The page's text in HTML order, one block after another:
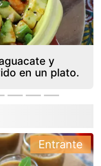
y
en un plato.
Entrante